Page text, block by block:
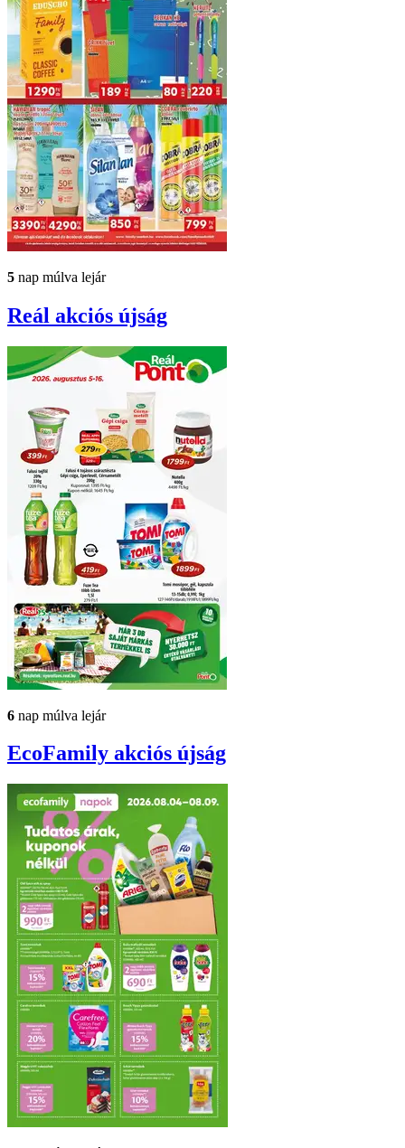
5 nap múlva lejár
Reál akciós újság
6 nap múlva lejár
EcoFamily akciós újság